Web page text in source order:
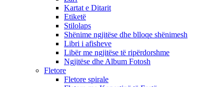
Kartat e Ditarit
Etiketë
Stilolaps
Shënime ngjitëse dhe blloqe shënimesh
Libri i afisheve
Libër me ngjitëse të ripërdorshme
Ngjitëse dhe Album Fotosh
Fletore
Fletore spirale